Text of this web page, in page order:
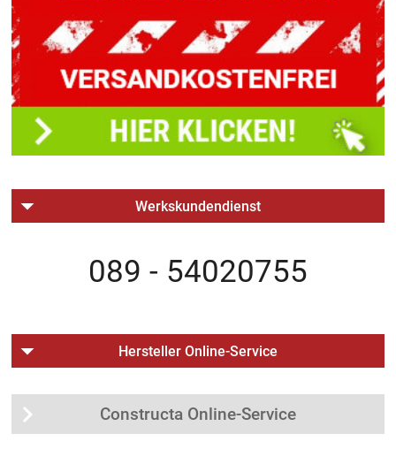
Werkskundendienst
089 - 54020755
Hersteller Online-Service
Constructa Online-Service